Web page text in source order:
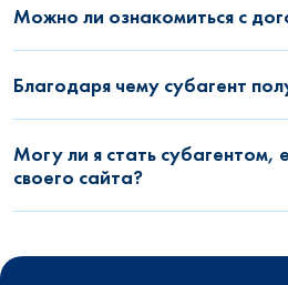
Можно ли ознакомиться с
Благодаря чему субагент
Могу ли я стать субагентом,
своего сайта?